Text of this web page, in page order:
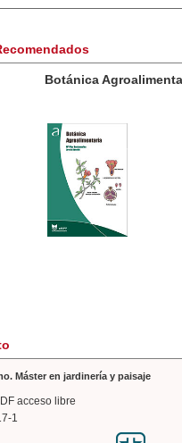
Botánica Agroalimentaria
Máster en jardinería y paisaje
acceso libre
1